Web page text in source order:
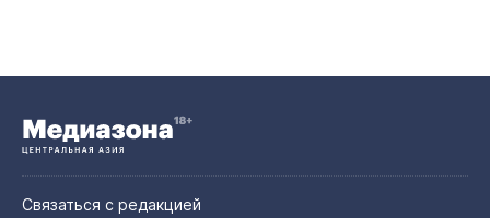
Связаться с редакцией